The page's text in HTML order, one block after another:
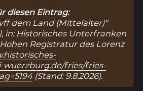
diesen Eintrag:
dem Land (Mittelalter)“
in: Historisches Unterfranken
Registratur des Lorenz
fries/fries-
(Stand: 9.8.2026).